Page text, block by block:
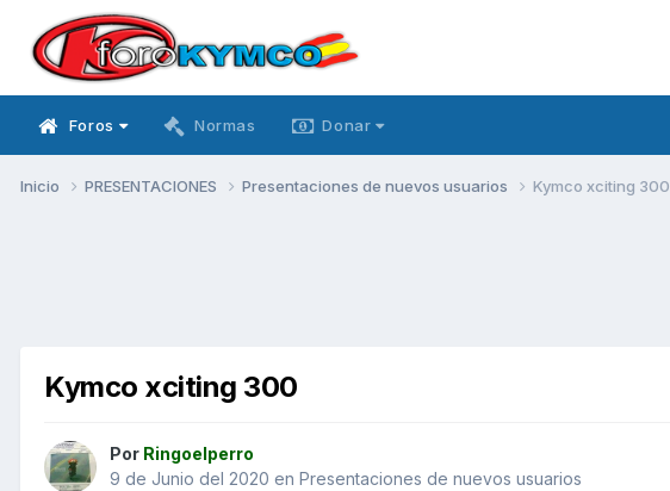
Foros Normas Donar
Inicio PRESENTACIONES Presentaciones de nuevos usuarios Kymco xciting 300
Kymco xciting 300
Por Ringoelperro
9 de Junio del 2020 en Presentaciones de nuevos usuarios